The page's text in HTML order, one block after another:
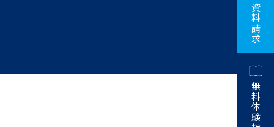
資
料
請
求
無
料
体
験